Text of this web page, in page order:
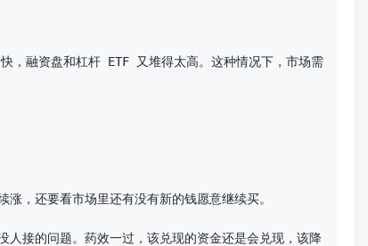
，融资盘和杠杆 ETF 又堆得太高。这种情况下，市场需
，还要看市场里还有没有新的钱愿意继续买。
人接的问题。药效一过，该兑现的资金还是会兑现，该降